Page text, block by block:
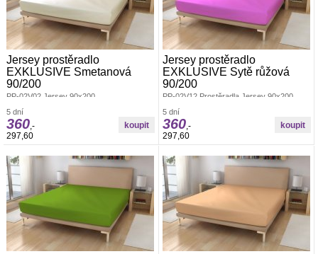
Jersey prostěradlo
EXKLUSIVE Smetanová
90/200
PP-02V02 Jersey 90x200
5 dní
360,-
297,60
Jersey prostěradlo
EXKLUSIVE Sytě růžová
90/200
PP-02V12 Prostěradla Jersey 90x200
5 dní
360,-
297,60